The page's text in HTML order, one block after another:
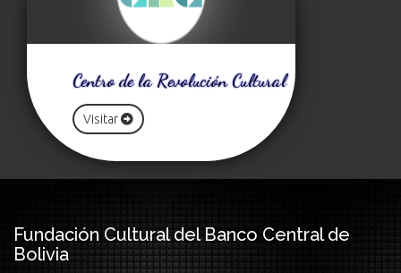
Centro de la Revolución Cultural
Visitar
Fundación Cultural del Banco Central de
Bolivia